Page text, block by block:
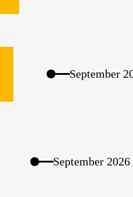
September
September 2026